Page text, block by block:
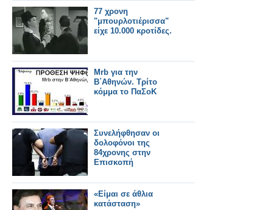
77 χρονη
"μπουρλοτιέρισσα"
είχε 10.000 κροτίδες.
Mrb για την
Β΄Αθηνών. Τρίτο
κόμμα το ΠαΣοΚ
Συνελήφθησαν οι
δολοφόνοι της
84χρονης στην
Επισκοπή
«Είμαι σε άθλια
κατάσταση»